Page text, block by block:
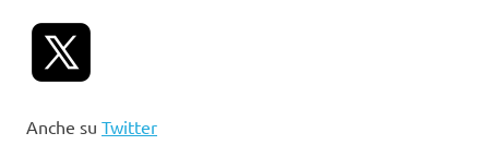
Anche su Twitter